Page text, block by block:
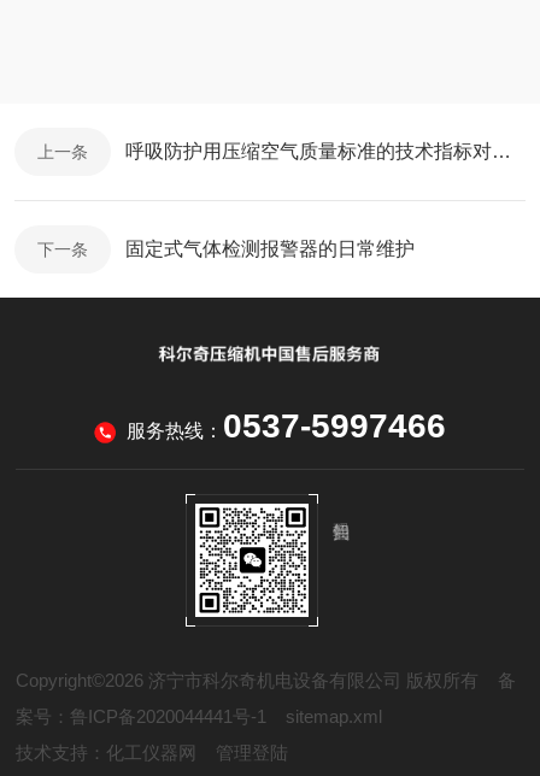
上一条 呼吸防护用压缩空气质量标准的技术指标对比分析（二）
下一条 固定式气体检测报警器的日常维护
服务热线： 0537-5997466
Copyright©2026 济宁市科尔奇机电设备有限公司 版权所有 备
案号：鲁ICP备2020044441号-1
sitemap.xml
技术支持： 化工仪器网 管理登陆